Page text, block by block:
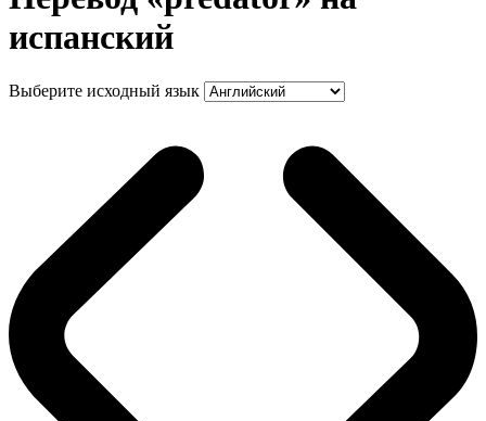
испанский
Выберите исходный язык